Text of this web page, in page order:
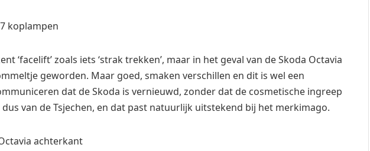
‘facelift’ zoals iets ‘strak trekken’, maar in het geval van de Skoda Octavia
geworden. Maar goed, smaken verschillen en dit is wel een
dat de Skoda is vernieuwd, zonder dat de cosmetische ingreep
van de Tsjechen, en dat past natuurlijk uitstekend bij het merkimago.